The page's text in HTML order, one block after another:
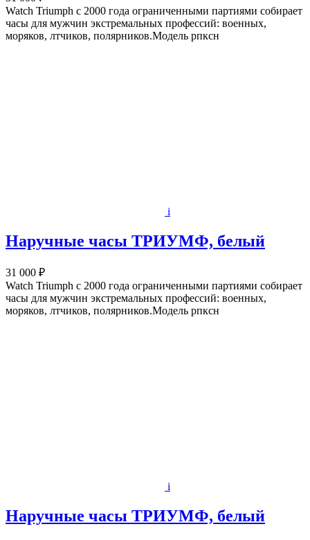
Watch Triumph с 2000 года ограниченными партиями собирает
часы для мужчин экстремальных профессий: военных,
моряков, лтчиков, полярников.Модель рпксн
i
Наручные часы ТРИУМФ, белый
31 000 ₽
Watch Triumph с 2000 года ограниченными партиями собирает
часы для мужчин экстремальных профессий: военных,
моряков, лтчиков, полярников.Модель рпксн
i
Наручные часы ТРИУМФ, белый